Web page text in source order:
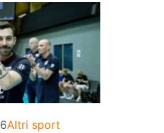
Categorie
Altri sport